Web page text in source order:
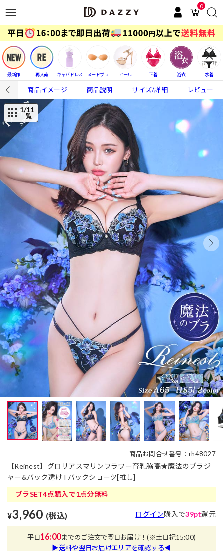
0
最新作 再入荷 キャバドレス ヌードブラ ヒール 下着 浴衣 水着
商品イメージ 商品説明 サイズ/詳細 レビュー
1/11
一覧
商品お問合せ番号：rh48027
【Reinest】グロリアスマリンフラワー育乳脇高★魔法のブラジ
ャー&バック透けTバックショーツ[推し]
ブラSET4点購入で1点分無料
¥3,960 (税込) ログイン購入で39pt還元
平日16:00までのご注文で翌日お届け！(※土日祝15:00)
▶送料や翌日お届けエリアを確認する◀